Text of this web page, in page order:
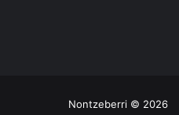
Nontzeberri © 2026